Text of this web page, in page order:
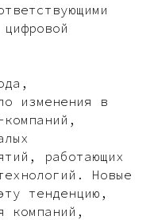
изменения в
работающих
Новые
тенденцию,
компаний,